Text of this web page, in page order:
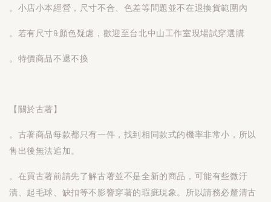
。小店小本經營，尺寸不合、色差等問題並不在退換貨範圍內
。若有尺寸&顏色疑慮，歡迎至台北中山工作室現場試穿選購
。特價商品不退不換
【關於古著】
。古著商品每款都只有一件，找到相同款式的機率非常小，所以
售出後無法追加。
。在買古著前請先了解古著並不是全新的商品，可能有些微汙
漬、起毛球、缺扣等不影響穿著的瑕疵現象。所以請務必釐清古